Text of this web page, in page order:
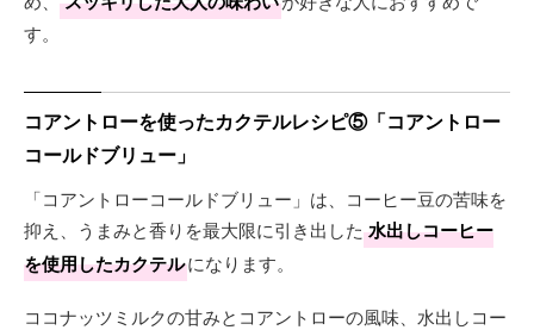
す。
コアントローを使ったカクテルレシピ⑤「コアントロー
コールドブリュー」
「コアントローコールドブリュー」は、コーヒー豆の苦味を
抑え、うまみと香りを最大限に引き出した 水出しコーヒー
を使用したカクテルになります。
ココナッツミルクの甘みとコアントローの風味、水出しコー